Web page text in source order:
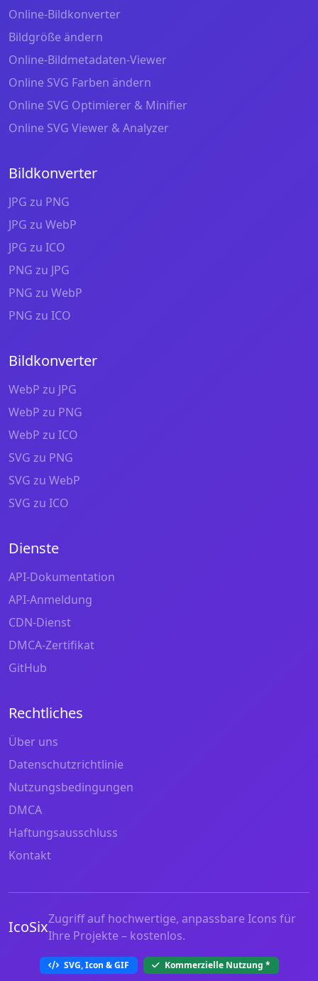
Online-Bildkonverter
Bildgröße ändern
Online-Bildmetadaten-Viewer
Online SVG Farben ändern
Online SVG Optimierer & Minifier
Online SVG Viewer & Analyzer
Bildkonverter
JPG zu PNG
JPG zu WebP
JPG zu ICO
PNG zu JPG
PNG zu WebP
PNG zu ICO
Bildkonverter
WebP zu JPG
WebP zu PNG
WebP zu ICO
SVG zu PNG
SVG zu WebP
SVG zu ICO
Dienste
API-Dokumentation
API-Anmeldung
CDN-Dienst
DMCA-Zertifikat
GitHub
Rechtliches
Über uns
Datenschutzrichtlinie
Nutzungsbedingungen
DMCA
Haftungsausschluss
Kontakt
IcoSixZugriff auf hochwertige, anpassbare Icons für
Ihre Projekte – kostenlos.
SVG, Icon & GIF Kommerzielle Nutzung *